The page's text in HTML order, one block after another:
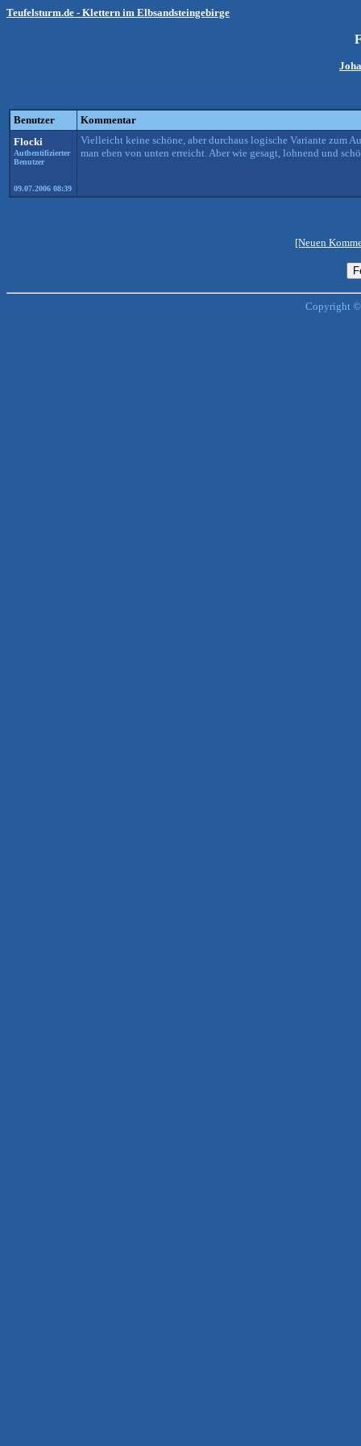
Teufelsturm.de - Klettern im Elbsandsteingebirge
Benutzer
Kommentar
Flocki
Authentifizierter
Benutzer
09.07.2006 08:39
Vielleicht keine schöne, aber durchaus logische Variante zum
man eben von unten erreicht. Aber wie gesagt, lohnend und
[Neuen
Copyright ©